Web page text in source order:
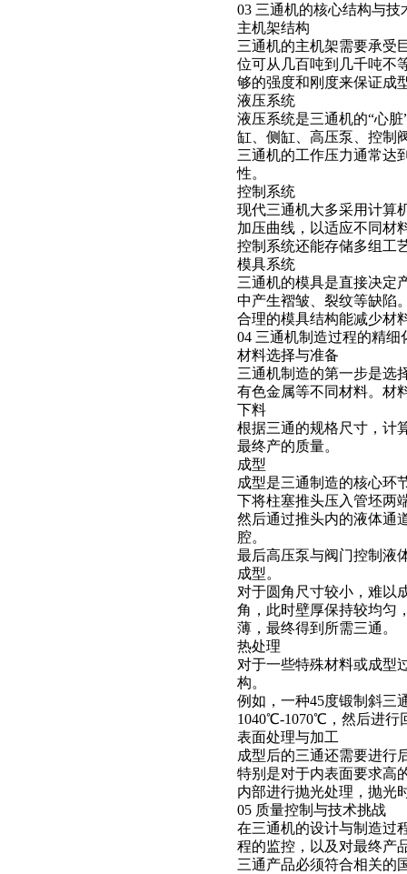
03 三通机的核心结构与技
主机架结构
三通机的主机架需要承受
位可从几百吨到几千吨不
够的强度和刚度来保证成
液压系统
液压系统是三通机的“心
缸、侧缸、高压泵、控制
三通机的工作压力通常达
性。
控制系统
现代三通机大多采用计算
加压曲线，以适应不同材
控制系统还能存储多组工
模具系统
三通机的模具是直接决定
中产生褶皱、裂纹等缺陷
合理的模具结构能减少材
04 三通机制造过程的精细
材料选择与准备
三通机制造的第一步是选
有色金属等不同材料。材
下料
根据三通的规格尺寸，计
最终产的质量。
成型
成型是三通制造的核心环
下将柱塞推头压入管坯两
然后通过推头内的液体通
腔。
最后高压泵与阀门控制液
成型。
对于圆角尺寸较小，难以
角，此时壁厚保持较均匀
薄，最终得到所需三通。
热处理
对于一些特殊材料或成型
构。
例如，一种45度锻制斜三
1040℃-1070℃，然后进行
表面处理与加工
成型后的三通还需要进行
特别是对于内表面要求高
内部进行抛光处理，抛光
05 质量控制与技术挑战
在三通机的设计与制造过
程的监控，以及对最终产
三通产品必须符合相关的